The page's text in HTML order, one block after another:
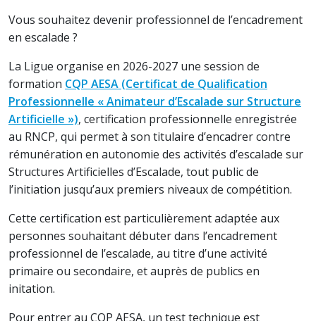
Vous souhaitez devenir professionnel de l’encadrement
en escalade ?
La Ligue organise en 2026-2027 une session de
formation CQP AESA (Certificat de Qualification
Professionnelle « Animateur d’Escalade sur Structure
Artificielle »), certification professionnelle enregistrée
au RNCP, qui permet à son titulaire d’encadrer contre
rémunération en autonomie des activités d’escalade sur
Structures Artificielles d’Escalade, tout public de
l’initiation jusqu’aux premiers niveaux de compétition.
Cette certification est particulièrement adaptée aux
personnes souhaitant débuter dans l’encadrement
professionnel de l’escalade, au titre d’une activité
primaire ou secondaire, et auprès de publics en
initation.
Pour entrer au CQP AESA, un test technique est